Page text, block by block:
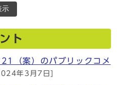
示
ト
（案）のパブリックコメ
年3月7日]